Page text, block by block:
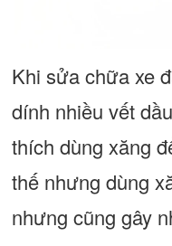
Khi sửa chữa xe
dính nhiều vết
thích dùng xăng
thế nhưng dùng
nhưng cũng gây